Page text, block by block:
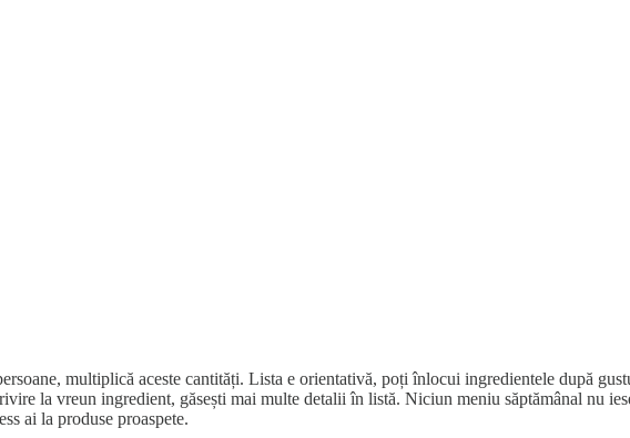
multiplică aceste cantități. Lista e orientativă, poți înlocui ingredientele după
la vreun ingredient, găsești mai multe detalii în listă. Niciun meniu săptămânal nu
ai la produse proaspete.